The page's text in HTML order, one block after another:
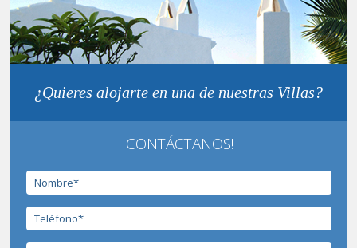
¿Quieres alojarte en una de nuestras Villas?
¡CONTÁCTANOS!